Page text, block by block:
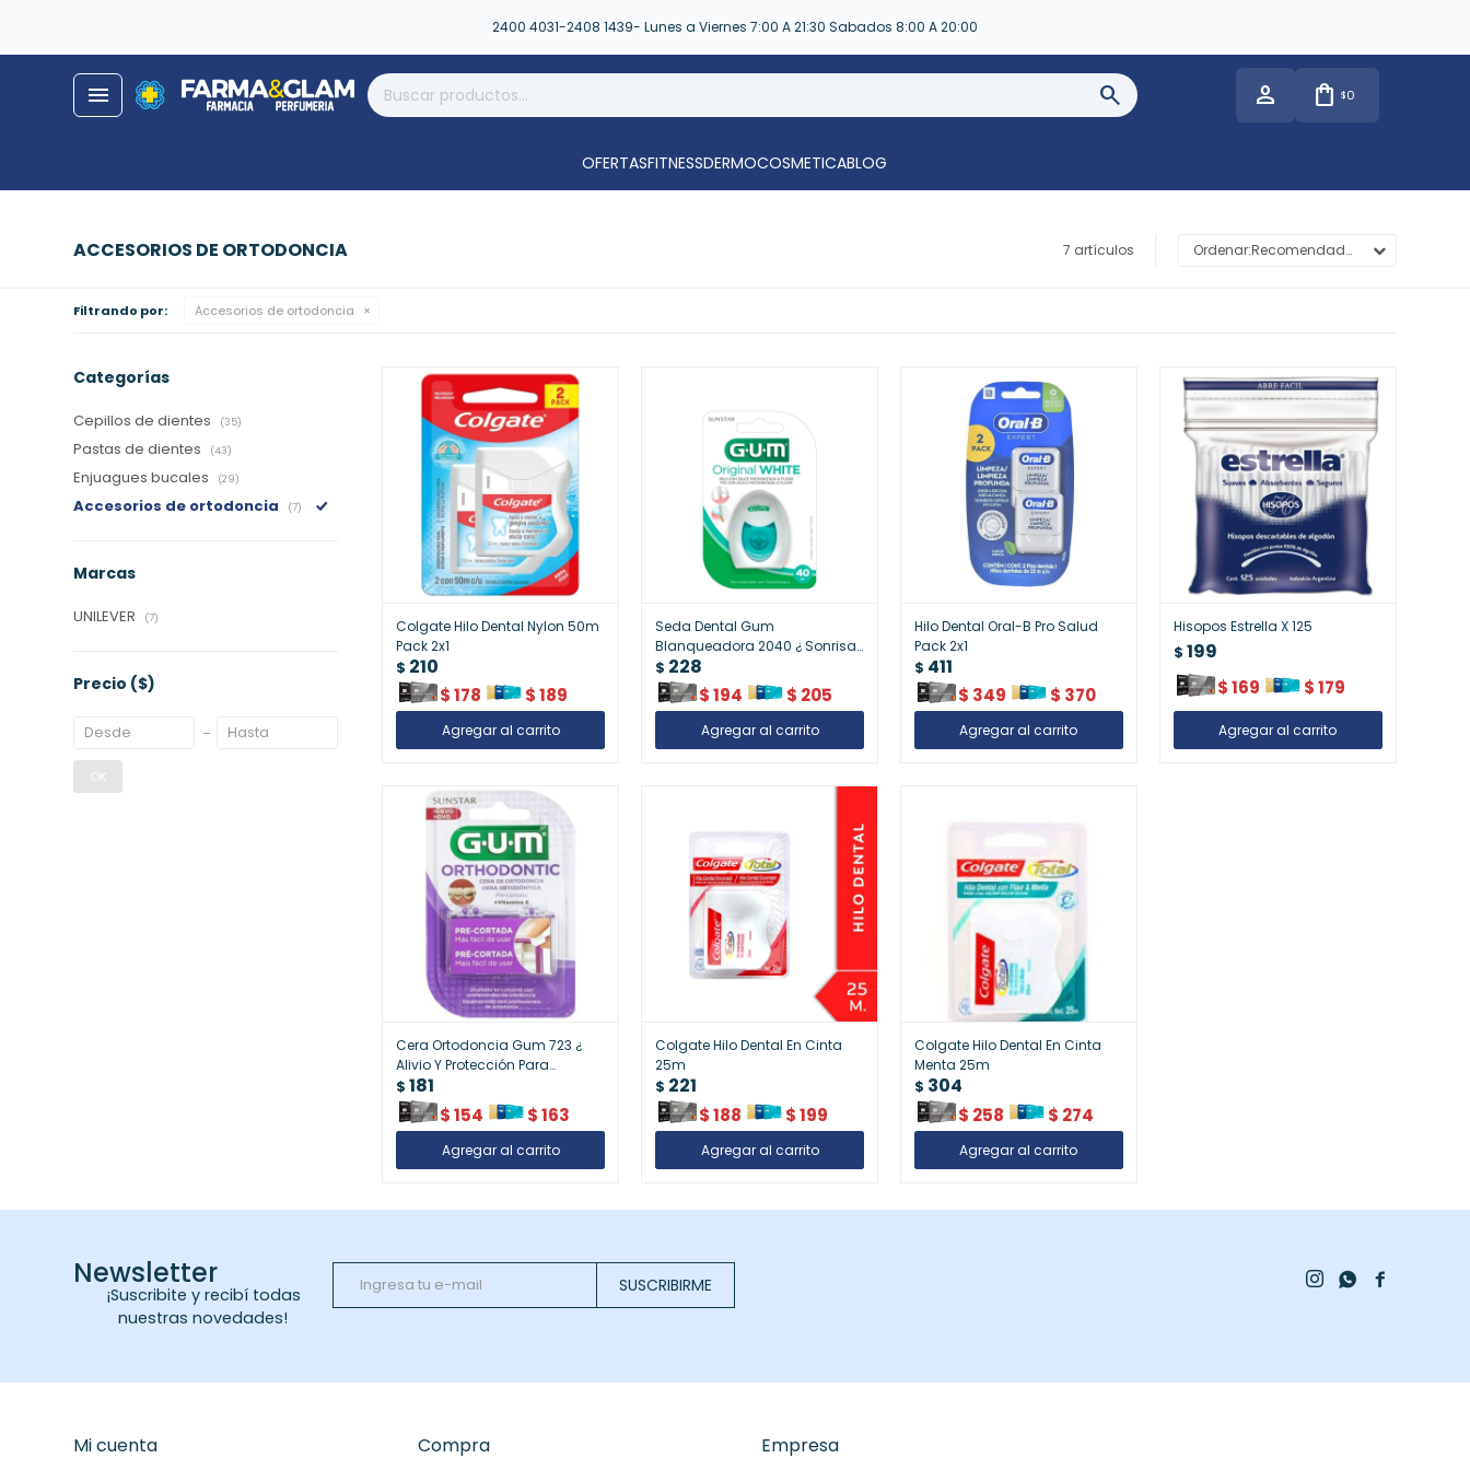
2400 4031-2408 1439- Lunes a Viernes 7:00 A 21:30 Sabados 8:00 A 20:00
menu $0
OFERTASFITNESSDERMOCOSMETICABLOG
ACCESORIOS DE ORTODONCIA 7 artículos Recomendados
Filtrando por: Accesorios de ortodoncia
Colgate Hilo Dental Nylon 50m
Pack 2x1
$ 210
$178 $189
Seda Dental Gum
Blanqueadora 2040 ¿ Sonrisa
Brillante
$ 228
$194 $ 205
Hilo Dental Oral-B Pro Salud
Pack 2x1
$ 411
$ 349 $ 370
Hisopos Estrella X 125
$ 199
$169 $179
Cera Ortodoncia Gum 723 ¿
Alivio Y Protección Para
Brackets
$ 181
$154 $163
Colgate Hilo Dental En Cinta
25m
$ 221
$188 $199
Colgate Hilo Dental En Cinta
Menta 25m
$ 304
$ 258 $ 274
Categorías
Cepillos de dientes (35)
Pastas de dientes (43)
Enjuagues bucales (29)
Accesorios de ortodoncia (7)
Marcas
UNILEVER (7)
Precio ($)
OK
Newsletter
¡Suscribite y recibí todas
nuestras novedades!
SUSCRIBIRME 
 
Mi cuenta Compra Empresa
close
store
local_shipping